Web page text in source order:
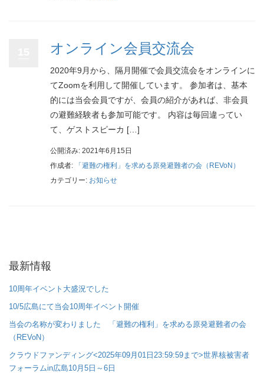
オンライン会員交流会
2020年9月から、隔月開催で会員交流会をオンラインに
てZoomを利用して開催しています。 参加者は、基本
的には当会会員ですが、会員の紹介があれば、非会員
の避難経験者も参加可能です。 内容は毎回違ってい
て、ゲストスピーカ […]
公開済み: 2021年6月15日
作成者:
「避難の権利」を求める原発避難者の会（REVoN）
カテゴリー: お知らせ
最新情報
10周年イベント大盛況でした
10/5広島にて当会10周年イベント開催
当会の名称が変わりました 「避難の権利」を求める原発避難者の会
（REVoN）
クラウドファンディング<2025年09月01日23:59:59まで>世界核被害者
フォーラムin広島10月5日～6日